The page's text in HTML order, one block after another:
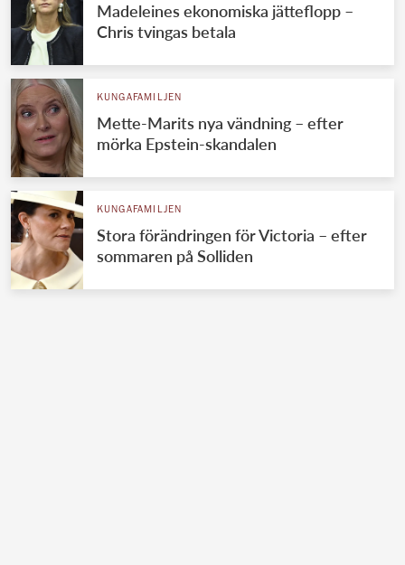
Madeleines ekonomiska jätteflopp –
Chris tvingas betala
KUNGAFAMILJEN
Mette-Marits nya vändning – efter
mörka Epstein-skandalen
KUNGAFAMILJEN
Stora förändringen för Victoria – efter
sommaren på Solliden